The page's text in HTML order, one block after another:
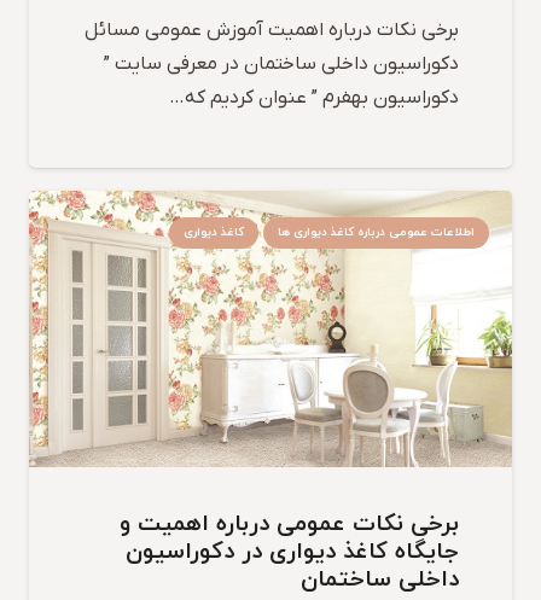
برخی نکات درباره اهمیت آموزش عمومی مسائل
دکوراسیون داخلی ساختمان در معرفی سایت ”
دکوراسیون بهفرم ” عنوان کردیم که…
اطلاعات عمومی درباره کاغذ دیواری ها کاغذ دیواری
برخی نکات عمومی درباره اهمیت و
جایگاه کاغذ دیواری در دکوراسیون
داخلی ساختمان